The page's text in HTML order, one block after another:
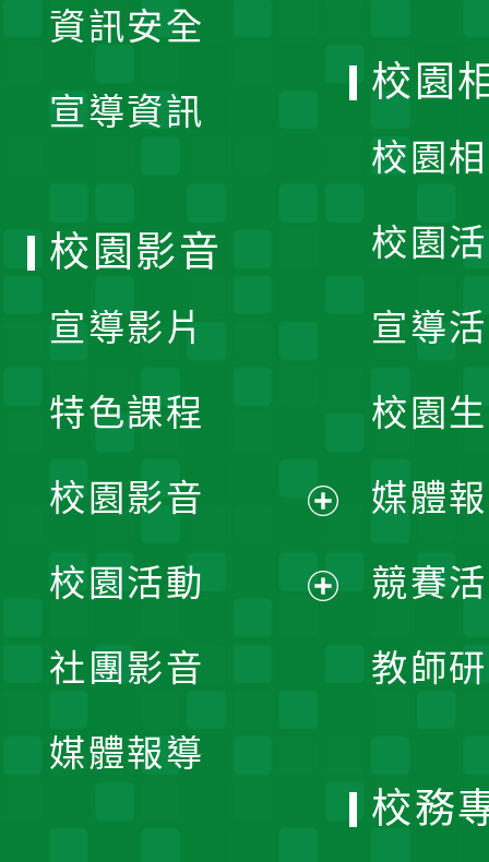
資訊安全
宣導資訊
校園
校園
校園
宣導
校園
媒體
競賽
教師
校園影音
宣導影片
特色課程
校園影音
開
校園活動
社團影音
媒體報導
校務